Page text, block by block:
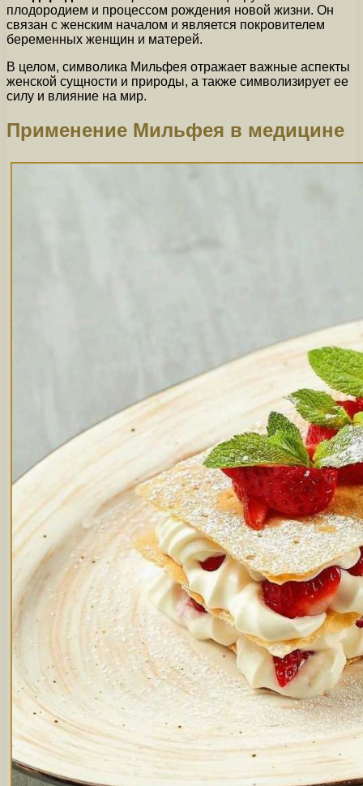
плодородием и процессом рождения новой жизни. Он
связан с женским началом и является покровителем
беременных женщин и матерей.
В целом, символика Мильфея отражает важные аспекты
женской сущности и природы, а также символизирует ее
силу и влияние на мир.
Применение Мильфея в медицине